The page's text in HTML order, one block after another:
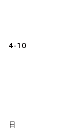
三昌研磨
〒167-
4-10
TEL ０３
FAX ０３
メール
担当
業務開始